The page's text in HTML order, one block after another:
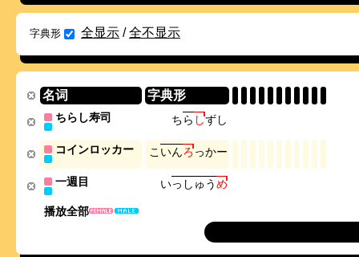
字典形 全显示 /全不显示
名词 字典形
播放全部
ちらし寿司 ちら しずし
コインロッカー こ いんろっかー
一週目 いっ し ゅ うめ